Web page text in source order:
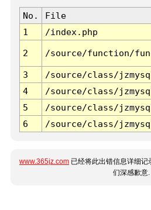
No. File
1
/index.php
2 /source/function/
3 /source/class/
4
/source/class/
5
/source/class/
6
/source/class/
www.365jz.com 已经将此出错信息详细
们深感歉意.